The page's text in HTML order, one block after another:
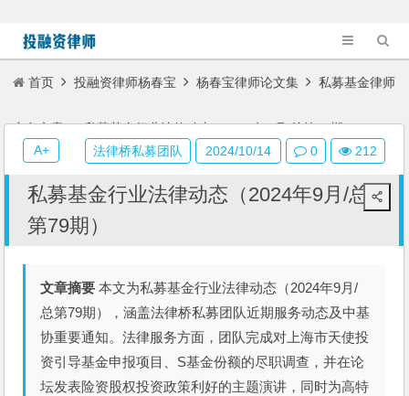
首页 投融资律师杨春宝 杨春宝律师论文集 私募基金律师
实务文章 私募基金行业法律动态（2024年9月/总第79期）
私募基金行业法律动态（2024年9月/总
第79期）
文章摘要 本文为私募基金行业法律动态（2024年9月/
总第79期），涵盖法律桥私募团队近期服务动态及中基
协重要通知。法律服务方面，团队完成对上海市天使投
资引导基金申报项目、S基金份额的尽职调查，并在论
坛发表险资股权投资政策利好的主题演讲，同时为高特
法律桥私募团队 2024/10/14 0 212
A+